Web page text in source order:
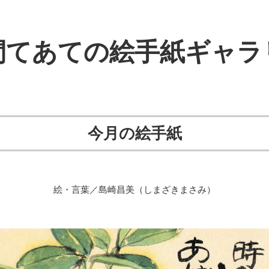
あての絵手紙ギャ
今月の絵手紙
絵・言葉／島崎昌美（しまざきまさみ）